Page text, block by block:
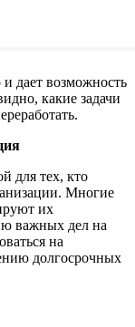
дает возможность
какие задачи
для тех, кто
Многие
их
важных дел на
на
долгосрочных